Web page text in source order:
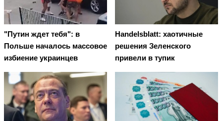
"Путин ждет тебя": в
Польше началось массовое
избиение украинцев
Handelsblatt: хаотичные
решения Зеленского
привели в тупик